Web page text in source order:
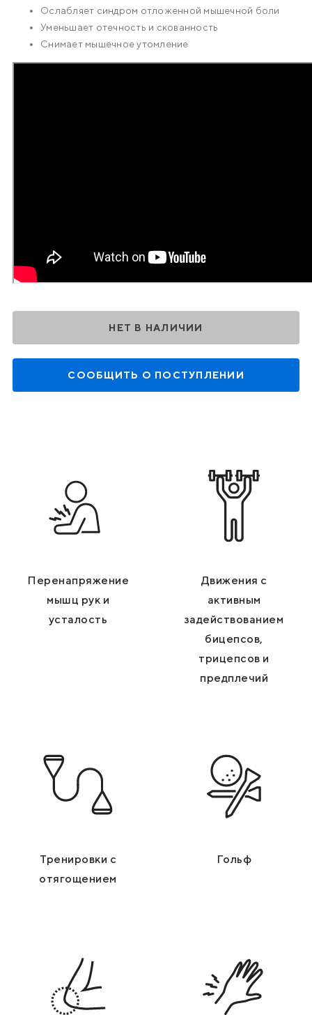
Ослабляет синдром отложенной мышечной боли
Уменьшает отечность и скованность
Снимает мышечное утомление
НЕТ В НАЛИЧИИ
СООБЩИТЬ О ПОСТУПЛЕНИИ
Перенапряжение
мышц рук и
усталость
Движения с
активным
задействованием
бицепсов,
трицепсов и
предплечий
Тренировки с
отягощением
Гольф